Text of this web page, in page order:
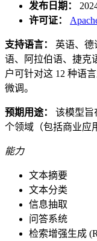
发布日期：
许可证：
支持语言：
英语、德
语、阿拉伯语、捷克
户可针对这 12 种语
微调。
预期用途：
该模型旨
个领域（包括商业应
能力
文本摘要
文本分类
信息抽取
问答系统
检索增强生成